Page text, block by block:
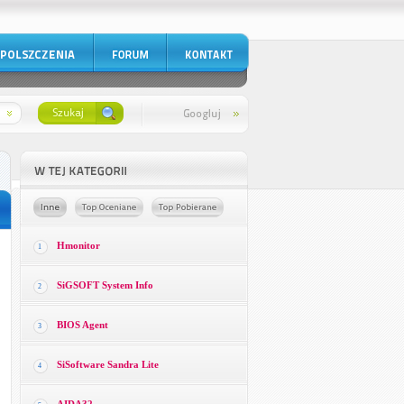
1 Hmonitor
2 SiGSOFT System Info
3 BIOS Agent
4 SiSoftware Sandra Lite